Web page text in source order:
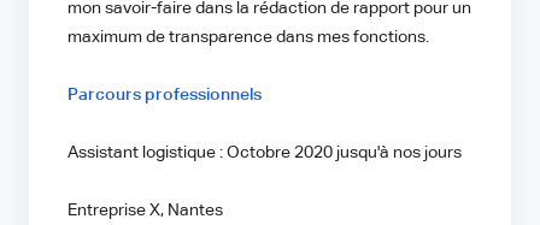
mon savoir-faire dans la rédaction de rapport pour un
maximum de transparence dans mes fonctions.
Parcours professionnels
Assistant logistique : Octobre 2020 jusqu'à nos jours
Entreprise X, Nantes